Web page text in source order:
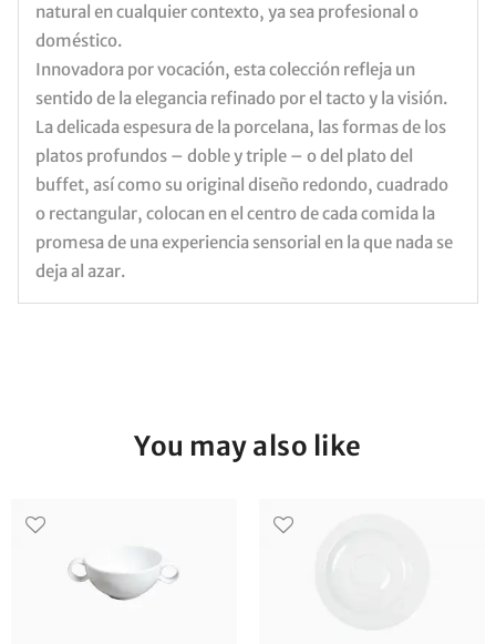
natural en cualquier contexto, ya sea profesional o
doméstico.
Innovadora por vocación, esta colección refleja un
sentido de la elegancia refinado por el tacto y la visión.
La delicada espesura de la porcelana, las formas de los
platos profundos – doble y triple – o del plato del
buffet, así como su original diseño redondo, cuadrado
o rectangular, colocan en el centro de cada comida la
promesa de una experiencia sensorial en la que nada se
deja al azar.
You may also like